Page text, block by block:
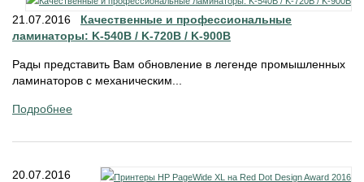
21.07.2016 Качественные и профессиональные
ламинаторы: K-540B / K-720B / K-900B
Рады представить Вам обновление в легенде промышленных
ламинаторов с механическим...
Подробнее
20.07.2016